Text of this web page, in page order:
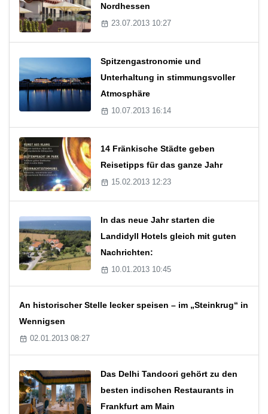
Nordhessen
23.07.2013 10:27
Spitzengastronomie und
Unterhaltung in stimmungsvoller
Atmosphäre
10.07.2013 16:14
14 Fränkische Städte geben
Reisetipps für das ganze Jahr
15.02.2013 12:23
In das neue Jahr starten die
Landidyll Hotels gleich mit guten
Nachrichten:
10.01.2013 10:45
An historischer Stelle lecker speisen – im „Steinkrug“ in
Wennigsen
02.01.2013 08:27
Das Delhi Tandoori gehört zu den
besten indischen Restaurants in
Frankfurt am Main